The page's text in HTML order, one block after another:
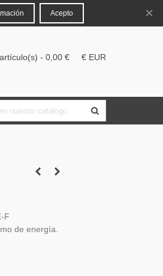
Iniciar sesión
artículo(s) - 0,00 € € EUR
F
de energía.
Acepto ×